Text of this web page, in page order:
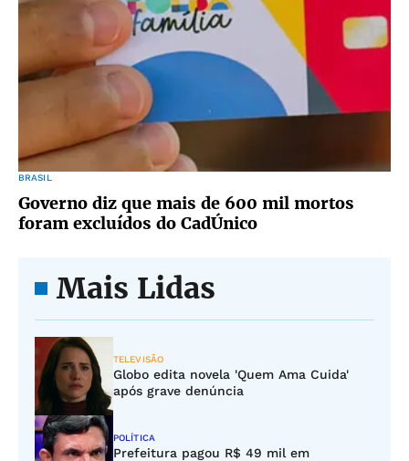
BRASIL
Governo diz que mais de 600 mil mortos
foram excluídos do CadÚnico
Mais Lidas
TELEVISÃO
Globo edita novela 'Quem Ama Cuida'
após grave denúncia
POLÍTICA
Prefeitura pagou R$ 49 mil em